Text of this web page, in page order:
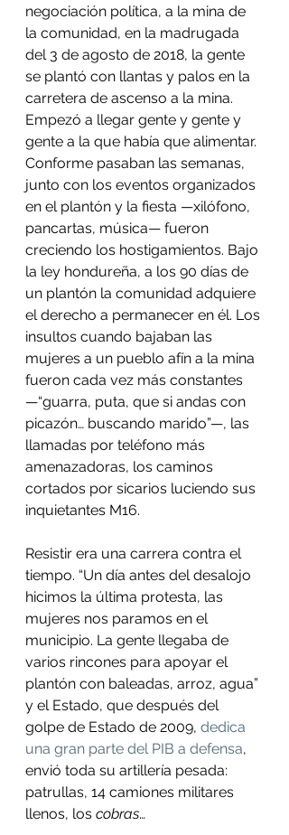
negociación política, a la mina de
la comunidad, en la madrugada
del 3 de agosto de 2018, la gente
se plantó con llantas y palos en la
carretera de ascenso a la mina.
Empezó a llegar gente y gente y
gente a la que había que alimentar.
Conforme pasaban las semanas,
junto con los eventos organizados
en el plantón y la fiesta —xilófono,
pancartas, música— fueron
creciendo los hostigamientos. Bajo
la ley hondureña, a los 90 días de
un plantón la comunidad adquiere
el derecho a permanecer en él. Los
insultos cuando bajaban las
mujeres a un pueblo afín a la mina
fueron cada vez más constantes
—“guarra, puta, que si andas con
picazón… buscando marido”—, las
llamadas por teléfono más
amenazadoras, los caminos
cortados por sicarios luciendo sus
inquietantes M16.
Resistir era una carrera contra el
tiempo. “Un día antes del desalojo
hicimos la última protesta, las
mujeres nos paramos en el
municipio. La gente llegaba de
varios rincones para apoyar el
plantón con baleadas, arroz, agua”
y el Estado, que después del
golpe de Estado de 2009, dedica
una gran parte del PIB a defensa,
envió toda su artillería pesada:
patrullas, 14 camiones militares
llenos, los cobras…